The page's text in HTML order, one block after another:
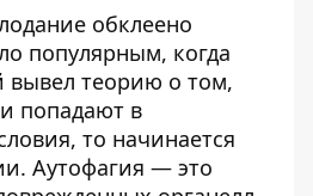
обклеено
популярным, когда
вывел теорию о том,
попадают в
то начинается
Аутофагия — это